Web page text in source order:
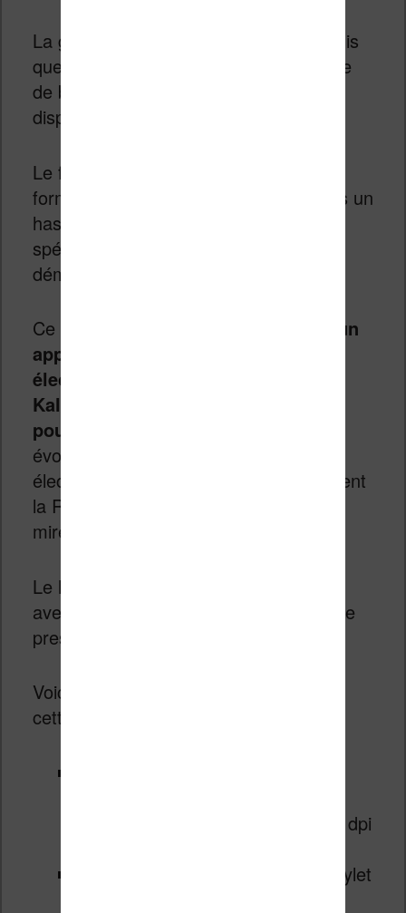
La gamme
existe déjà depuis
quelques années. Il s’agit d’une gamme
de bloc-notes numériques de Fujitsu
disponible en deux tailles : A5 et A4.
Le fait que ces produits utilisent des
formats papier dans leur nom n’est pas un
hasard, puisque l’entreprise vise
spécialement l’entreprise et la
dématérialisation du papier.
Ce
Fujitsu Quaderno A4C est donc un
appareil avec un écran à encre
électronique couleur de technologie
Kaleido 3 d’une diagonale de 13,3
pouces
évolution des écrans couleur à encre
électronique et cet appareil a directement
la ReMarkable Paper Pro en ligne de
mire.
Le Fujitsu Quaderno A4C
avec
qui utilise un système de
pression Wacom sans batterie.
Voici les spécifications techniques de
cette machine :
blanc de 1650 x 2200 pixels (207 dpi
Couche tactile capacitive avec Stylet